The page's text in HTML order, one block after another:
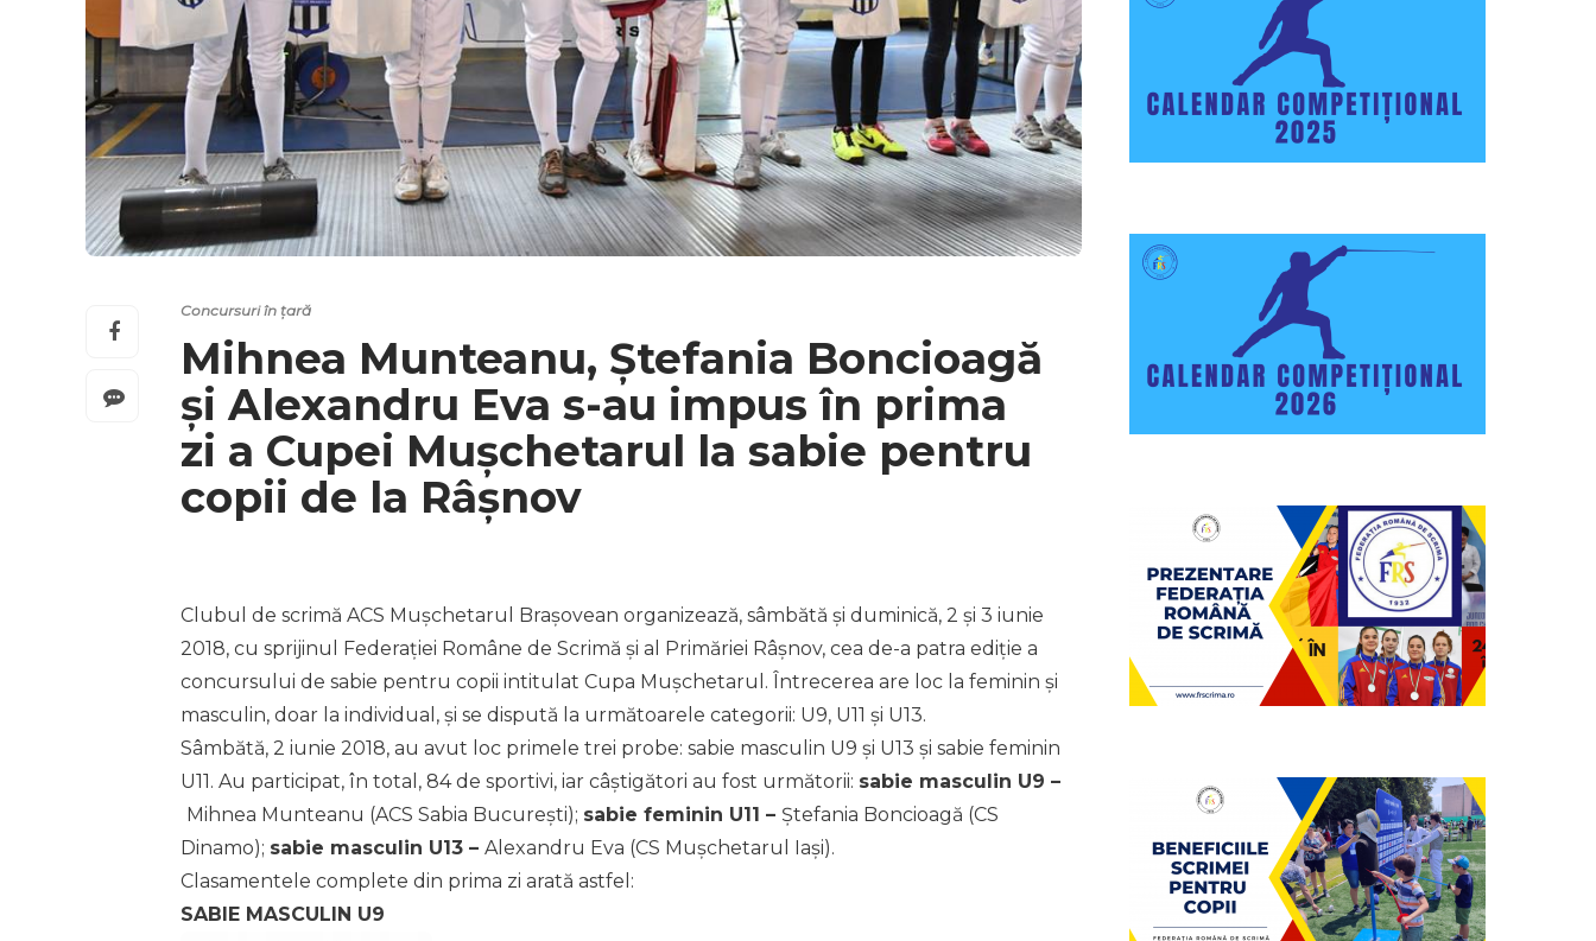
Concursuri în țară
Mihnea Munteanu, Ștefania Boncioagă
și Alexandru Eva s-au impus în prima
zi a Cupei Mușchetarul la sabie pentru
copii de la Râșnov
Clubul de scrimă ACS Mușchetarul Brașovean organizează, sâmbătă și duminică, 2 și 3 iunie
2018, cu sprijinul Federației Române de Scrimă și al Primăriei Râșnov, cea de-a patra ediție a
concursului de sabie pentru copii intitulat Cupa Mușchetarul. Întrecerea are loc la feminin și
masculin, doar la individual, și se dispută la următoarele categorii: U9, U11 și U13.
Sâmbătă, 2 iunie 2018, au avut loc primele trei probe: sabie masculin U9 și U13 și sabie feminin
U11. Au participat, în total, 84 de sportivi, iar câștigători au fost următorii: sabie masculin U9 –
Mihnea Munteanu (ACS Sabia București); sabie feminin U11 – Ștefania Boncioagă (CS
Dinamo); sabie masculin U13 – Alexandru Eva (CS Mușchetarul Iași).
Clasamentele complete din prima zi arată astfel:
SABIE MASCULIN U9